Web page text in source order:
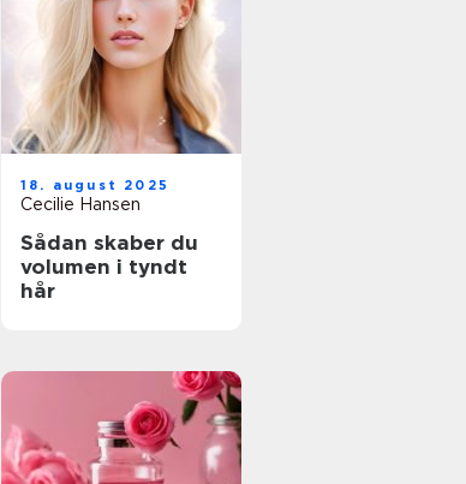
18. august 2025
Cecilie Hansen
Sådan skaber du
volumen i tyndt
hår